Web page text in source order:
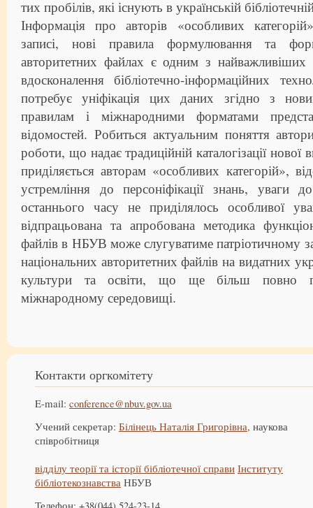
тих пробілів, які існують в українській
Інформація про авторів «особливих
записі, нові правила формулювання та
авторитетних файлах є одним з
вдосконалення бібліотечно-інформаційних
потребує уніфікація цих даних згідно з
правилам і міжнародними форматами
відомостей. Робиться актуальним поняття
роботи, що надає традиційній каталогізації
приділяється авторам «особливих категорій»,
устремління до персоніфікації знань, уваги
останнього часу не приділялось особливої
відпрацьована та апробована методика
файлів в НБУВ може слугуватиме патріотичному
національних авторитетних файлів на видатних
культури та освіти, що ще більш повно
міжнародному середовищі.
Контакти оргкомітету
E-mail: conference@nbuv.gov.ua
Учений секретар: Білінець Наталія Григорівна, наукова
співробітниця
відділу теорії та історії бібліотечної справи Інституту
бібліотекознавства НБУВ
Телефон: +38(044) 524-23-14